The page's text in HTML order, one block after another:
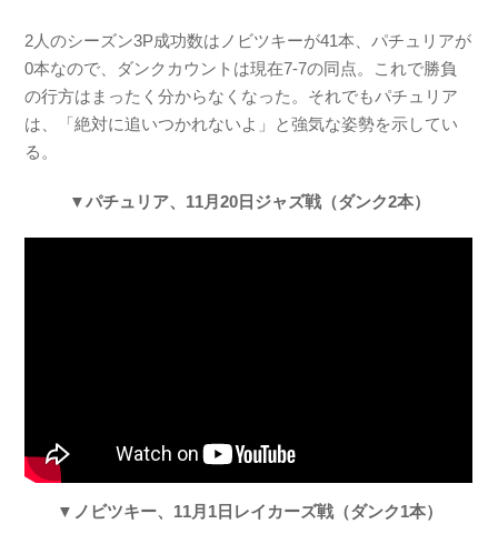
2人のシーズン3P成功数はノビツキーが41本、パチュリアが
0本なので、ダンクカウントは現在7-7の同点。これで勝負
の行方はまったく分からなくなった。それでもパチュリア
は、「絶対に追いつかれないよ」と強気な姿勢を示してい
る。
▼パチュリア、11月20日ジャズ戦（ダンク2本）
▼ノビツキー、11月1日レイカーズ戦（ダンク1本）